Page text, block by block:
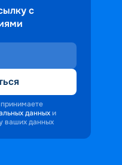
с
данных и
ваших данных